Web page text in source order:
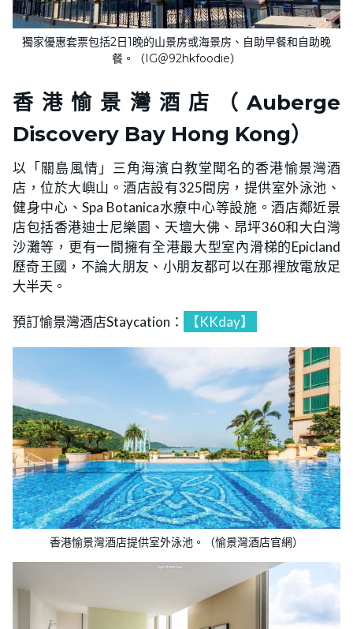
獨家優惠套票包括2日1晚的山景房或海景房、自助早餐和自助晚
餐。（IG＠92hkfoodie）
香港愉景灣酒店（Auberge
Discovery Bay Hong Kong）
以「關島風情」三角海濱白教堂聞名的香港愉景灣酒
店，位於大嶼山。酒店設有325間房，提供室外泳池、
健身中心、Spa Botanica水療中心等設施。酒店鄰近景
店包括香港迪士尼樂園、天壇大佛、昂坪360和大白灣
沙灘等，更有一間擁有全港最大型室內滑梯的Epicland
歷奇王國，不論大朋友、小朋友都可以在那裡放電放足
大半天。
預訂愉景灣酒店Staycation： 【KKday】
香港愉景灣酒店提供室外泳池。（愉景灣酒店官網）